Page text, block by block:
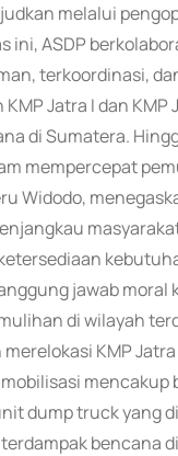
melalui
ini, ASDP
terkoordinasi,
Jatra I dan
di Sumatera.
mempercepat
Widodo,
jawab
di wilayah
merelokasi KMP
mencakup
dump truck yang
bencana